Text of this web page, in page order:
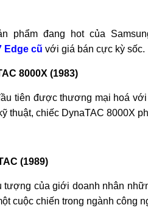
phẩm đang hot của
Edge cũ với giá bán cực kỳ sốc.
8000X (1983)
tiên được thương mại hoá
thuật, chiếc DynaTAC 8000X
(1989)
của giới doanh nhân
cuộc chiến trong ngành công